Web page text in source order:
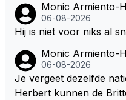
artjes ouder is en al
alig RB-lid op de leeftijd
oon. Ieder jaar is er in
eam. Op 28-jarige
ccesvol raceteam. Hij is
Monic Armiento-
06-08-2026
Hij is niet voor niks al
Monic Armiento-
06-08-2026
Je vergeet dezelfde
Herbert kunnen de